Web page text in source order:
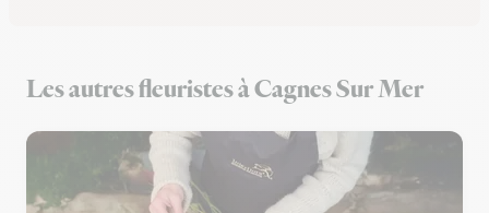
Les autres fleuristes à Cagnes Sur Mer